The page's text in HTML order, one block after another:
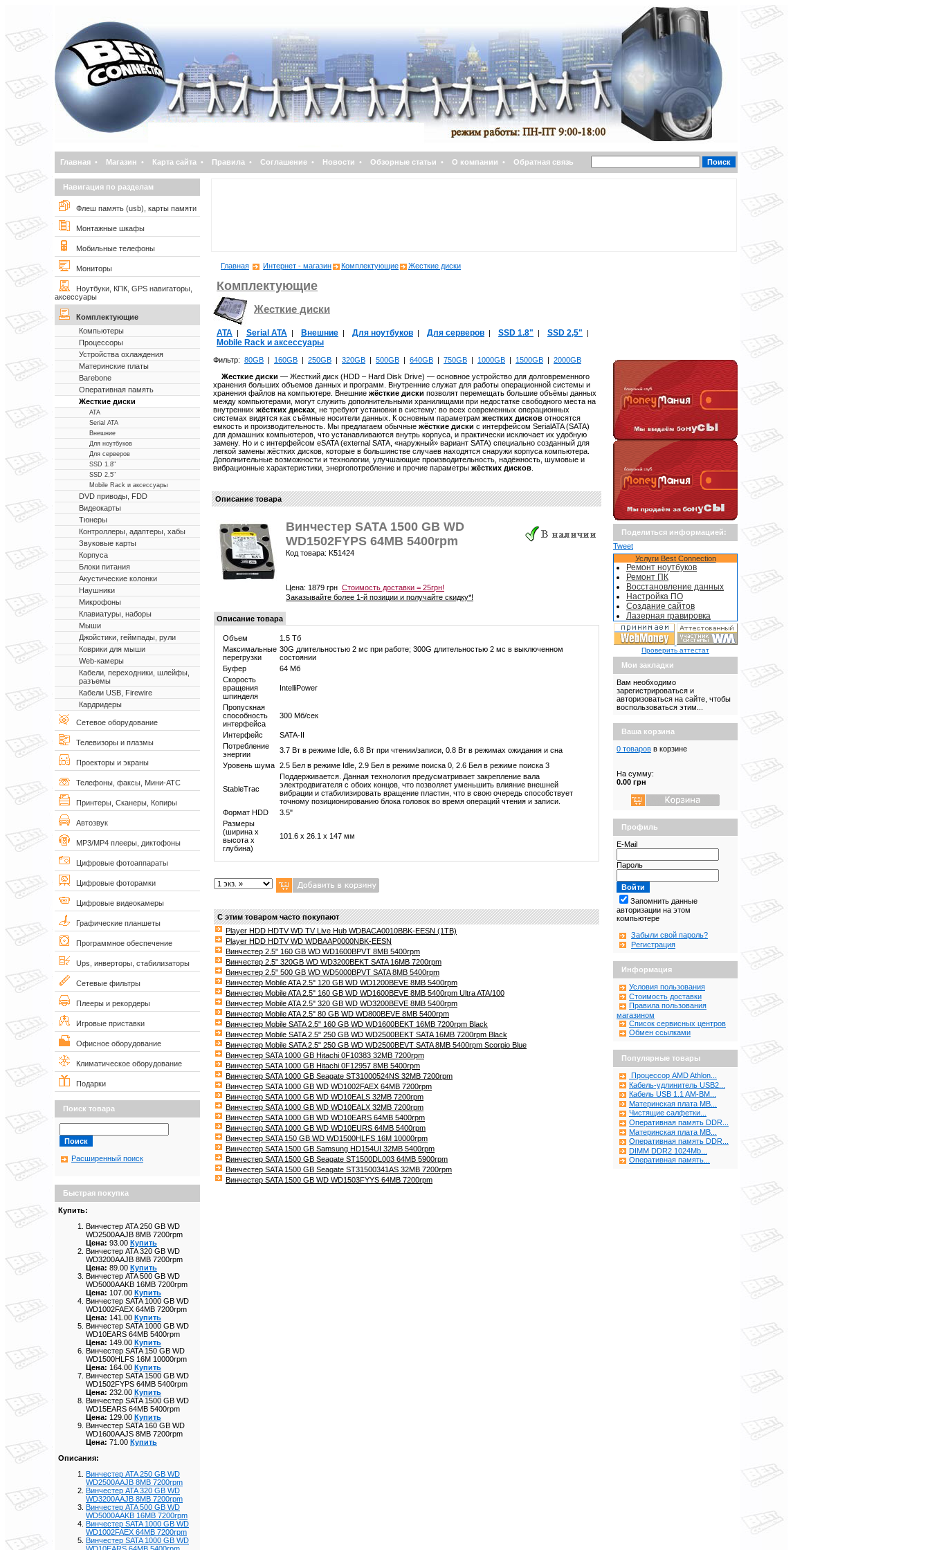
Главная • Магазин • Карта сайта • Правила • Соглашение • Новости • Обзорные статьи • О компании • Обратная связь
Навигация по разделам
Флеш память (usb), карты памяти
Монтажные шкафы
Мобильные телефоны
Мониторы
Ноутбуки, КПК, GPS навигаторы,
аксессуары
Комплектующие
Компьютеры
Процессоры
Устройства охлаждения
Материнские платы
Barebone
Оперативная память
Жесткие диски
ATA
Serial ATA
Внешние
Для ноутбуков
Для серверов
SSD 1.8"
SSD 2,5"
Mobile Rack и аксессуары
DVD приводы, FDD
Видеокарты
Тюнеры
Контроллеры, адаптеры, хабы
Звуковые карты
Корпуса
Блоки питания
Акустические колонки
Наушники
Микрофоны
Клавиатуры, наборы
Мыши
Джойстики, геймпады, рули
Коврики для мыши
Web-камеры
Кабели, переходники, шлейфы,
разъемы
Кабели USB, Firewire
Кардридеры
Сетевое оборудование
Телевизоры и плазмы
Проекторы и экраны
Телефоны, факсы, Мини-АТС
Принтеры, Сканеры, Копиры
Автозвук
MP3/MP4 плееры, диктофоны
Цифровые фотоаппараты
Цифровые фоторамки
Цифровые видеокамеры
Графические планшеты
Программное обеспечение
Ups, инверторы, стабилизаторы
Сетевые фильтры
Плееры и рекордеры
Игровые приставки
Офисное оборудование
Климатическое оборудование
Подарки
Поиск товара
Расширенный поиск
Быстрая покупка
Купить:
Винчестер ATA 250 GB WD
WD2500AAJB 8MB 7200rpm
Цена: 93.00 Купить
Винчестер ATA 320 GB WD
WD3200AAJB 8MB 7200rpm
Цена: 89.00 Купить
Винчестер ATA 500 GB WD
WD5000AAKB 16MB 7200rpm
Цена: 107.00 Купить
Винчестер SATA 1000 GB WD
WD1002FAEX 64MB 7200rpm
Цена: 141.00 Купить
Винчестер SATA 1000 GB WD
WD10EARS 64MB 5400rpm
Цена: 149.00 Купить
Винчестер SATA 150 GB WD
WD1500HLFS 16M 10000rpm
Цена: 164.00 Купить
Винчестер SATA 1500 GB WD
WD1502FYPS 64MB 5400rpm
Цена: 232.00 Купить
Винчестер SATA 1500 GB WD
WD15EARS 64MB 5400rpm
Цена: 129.00 Купить
Винчестер SATA 160 GB WD
WD1600AAJS 8MB 7200rpm
Цена: 71.00 Купить
Описания:
Винчестер ATA 250 GB WD
WD2500AAJB 8MB 7200rpm
Винчестер ATA 320 GB WD
WD3200AAJB 8MB 7200rpm
Винчестер ATA 500 GB WD
WD5000AAKB 16MB 7200rpm
Винчестер SATA 1000 GB WD
WD1002FAEX 64MB 7200rpm
Винчестер SATA 1000 GB WD
Главная Интернет - магазин Комплектующие Жесткие диски
Комплектующие
Жесткие диски
ATA | Serial ATA | Внешние | Для ноутбуков | Для серверов | SSD 1.8" | SSD 2,5" |
Mobile Rack и аксессуары
Фильтр: 80GB | 160GB | 250GB | 320GB | 500GB | 640GB | 750GB | 1000GB | 1500GB | 2000GB
Жесткие диски — Жесткий диск (HDD – Hard Disk Drive) — основное устройство для долговременного
хранения больших объемов данных и программ. Внутренние служат для работы операционной системы и
хранения файлов на компьютере. Внешние жёсткие диски позволят перемещать большие объёмы данных
между компьютерами, могут служить дополнительными хранилищами при недостатке свободного места на
внутренних жёстких дисках , не требуют установки в систему: во всех современных операционных
системах видятся как съёмные носители данных. К основным параметрам жестких дисков относятся
емкость и производительность. Мы предлагаем обычные жёсткие диски с интерфейсом SerialATA (SATA)
для домашних компьютеров, что устанавливаются внутрь корпуса, и практически исключает их удобную
замену. Но и с интерфейсом eSATA (external SATA, «наружный» вариант SATA) специально созданный для
легкой замены жёстких дисков, которые в большинстве случаев находятся снаружи корпуса компьютера.
Дополнительные возможности и технологии, улучшающие производительность, надёжность, шумовые и
вибрационные характеристики, энергопотребление и прочие параметры жёстких дисков
Описание товара
Винчестер SATA 1500 GB WD
WD1502FYPS 64MB 5400rpm
Код товара: K51424
Цена: 1879 грн Стоимость доставки = 25грн!
Заказывайте более 1-й позиции и получайте скидку*!
Описание товара
Объем
1.5 Тб
Максимальные
перегрузки
30G длительностью 2 мс при работе; 300G длительностью 2 мс в выключенном
состоянии
Буфер
64 Мб
Скорость
вращения
шпинделя
IntelliPower
Пропускная
способность
интерфейса
300 Мб/сек
Интерфейс
SATA-II
Потребление
энергии
3.7 Вт в режиме Idle, 6.8 Вт при чтении/записи, 0.8 Вт в режимах ожидания и сна
Уровень шума 2.5 Бел в режиме Idle, 2.9 Бел в режиме поиска 0, 2.6 Бел в режиме поиска 3
StableTrac
Поддерживается. Данная технология предусматривает закрепление вала
электродвигателя с обоих концов, что позволяет уменьшить влияние внешней
вибрации и стабилизировать вращение пластин, что в свою очередь способствует
точному позиционированию блока головок во время операций чтения и записи.
Формат HDD
3.5"
Размеры
(ширина х
высота х
глубина)
101.6 x 26.1 x 147 мм
С этим товаром часто покупают
Player HDD HDTV WD TV Live Hub WDBACA0010BBK-EESN (1TB)
Player HDD HDTV WD WDBAAP0000NBK-EESN
Винчестер 2.5" 160 GB WD WD1600BPVT 8MB 5400rpm
Винчестер 2.5" 320GB WD WD3200BEKT SATA 16MB 7200rpm
Винчестер 2.5" 500 GB WD WD5000BPVT SATA 8MB 5400rpm
Винчестер Mobile ATA 2.5" 120 GB WD WD1200BEVE 8MB 5400rpm
Винчестер Mobile ATA 2.5" 160 GB WD WD1600BEVE 8MB 5400rpm Ultra ATA/100
Винчестер Mobile ATA 2.5" 320 GB WD WD3200BEVE 8MB 5400rpm
Винчестер Mobile ATA 2.5" 80 GB WD WD800BEVE 8MB 5400rpm
Винчестер Mobile SATA 2.5" 160 GB WD WD1600BEKT 16MB 7200rpm Black
Винчестер Mobile SATA 2.5" 250 GB WD WD2500BEKT SATA 16MB 7200rpm Black
Винчестер Mobile SATA 2.5" 250 GB WD WD2500BEVT SATA 8MB 5400rpm Scorpio Blue
Винчестер SATA 1000 GB Hitachi 0F10383 32MB 7200rpm
Винчестер SATA 1000 GB Hitachi 0F12957 8MB 5400rpm
Винчестер SATA 1000 GB Seagate ST31000524NS 32MB 7200rpm
Винчестер SATA 1000 GB WD WD1002FAEX 64MB 7200rpm
Винчестер SATA 1000 GB WD WD10EALS 32MB 7200rpm
Винчестер SATA 1000 GB WD WD10EALX 32MB 7200rpm
Винчестер SATA 1000 GB WD WD10EARS 64MB 5400rpm
Винчестер SATA 1000 GB WD WD10EURS 64MB 5400rpm
Винчестер SATA 150 GB WD WD1500HLFS 16M 10000rpm
Винчестер SATA 1500 GB Samsung HD154UI 32MB 5400rpm
Винчестер SATA 1500 GB Seagate ST1500DL003 64MB 5900rpm
Винчестер SATA 1500 GB Seagate ST31500341AS 32MB 7200rpm
Винчестер SATA 1500 GB WD WD1503FYYS 64MB 7200rpm
Поделиться информацией:
Tweet
Услуги Best Connection
Ремонт ноутбуков
Ремонт ПК
Восстановление данных
Настройка ПО
Создание сайтов
Лазерная гравировка
Проверить аттестат
Мои закладки
Вам необходимо
зарегистрироваться и
авторизоваться на сайте, чтобы
воспользоваться этим...
Ваша корзина
0 товаров в корзине
На сумму:
0.00 грн
Профиль
E-Mail
Пароль
Запомнить данные
авторизации на этом
компьютере
Забыли свой пароль?
Регистрация
Информация
Условия пользования
Стоимость доставки
Правила пользования
магазином
Список сервисных центров
Обмен ссылками
Популярные товары
Процессор AMD Athlon...
Кабель-удлинитель USB2...
Кабель USB 1.1 AM-BM...
Материнская плата MB...
Чистящие салфетки...
Оперативная память DDR...
Материнская плата MB...
Оперативная память DDR...
DIMM DDR2 1024Mb...
Оперативная память...